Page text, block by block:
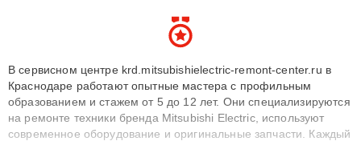
В сервисном центре krd.mitsubishielectric-remont-center.ru в
Краснодаре работают опытные мастера с профильным
образованием и стажем от 5 до 12 лет. Они специализируются
на ремонте техники бренда Mitsubishi Electric, используют
современное оборудование и оригинальные запчасти. Каждый